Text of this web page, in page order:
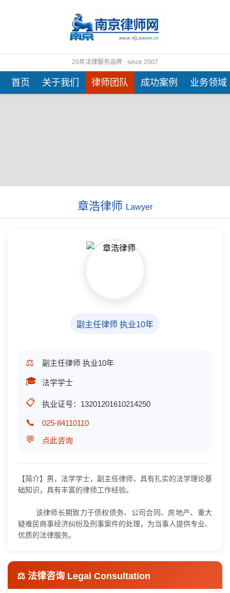
20年法律服务品牌 · since 2007
首页 关于我们 律师团队 成功案例 业务领域
章浩律师 Lawyer
副主任律师 执业10年
⚖️ 副主任律师 执业10年
🎓 法学学士
📋 执业证号：13201201610214250
📞 025-84110110
💬 点此咨询
【简介】男，法学学士，副主任律师，具有扎实的法学理论基
础知识，具有丰富的律师工作经验。
该律师长期致力于债权债务、公司合同、房地产、重大
疑难民商事经济纠纷及刑事案件的处理，为当事人提供专业、
优质的法律服务。
⚖️ 法律咨询 Legal Consultation